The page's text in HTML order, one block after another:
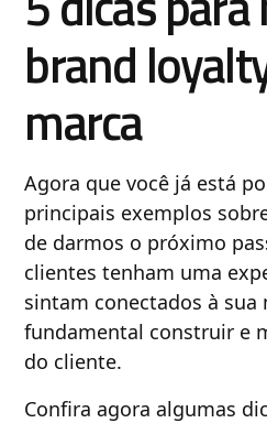
brand
marca
Agora que você já está
principais exemplos
de darmos o próximo
clientes tenham uma
sintam conectados à sua
fundamental construir e
do cliente.
Confira agora algumas